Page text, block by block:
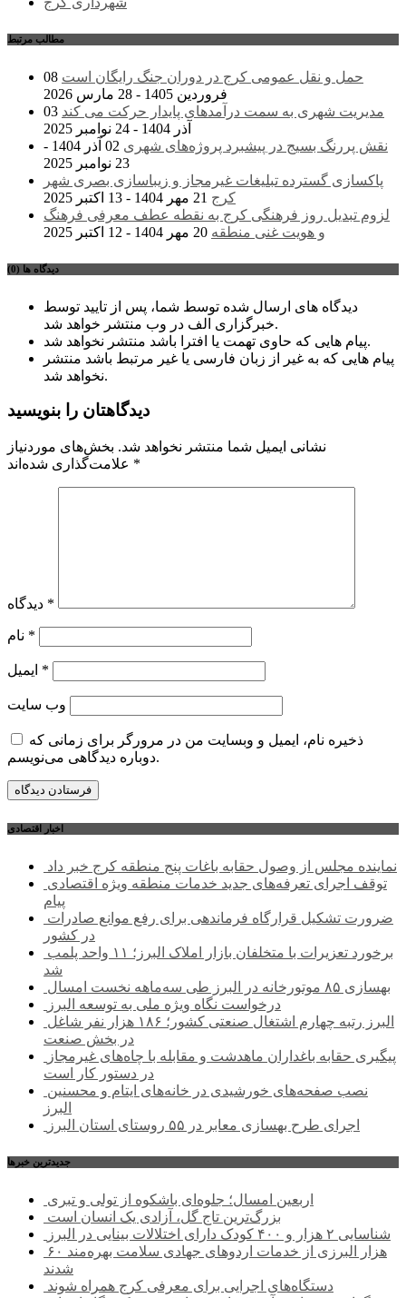
مطالب مرتبط
حمل و نقل عمومی کرج در دوران جنگ رایگان است 08
فروردین 1405 - 28 مارس 2026
مدیریت شهری به سمت درآمدهای پایدار حرکت می کند 03
آذر 1404 - 24 نوامبر 2025
نقش پررنگ بسیج در پیشبرد پروژه‌های شهری
02 آذر 1404 -
23 نوامبر 2025
پاکسازی گسترده تبلیغات غیرمجاز و زیباسازی بصری شهر
کرج 21 مهر 1404 - 13 اکتبر 2025
لزوم تبدیل روز فرهنگی کرج به نقطه عطف معرفی فرهنگ
و هویت غنی منطقه 20 مهر 1404 - 12 اکتبر 2025
دیدگاه ها (0)
دیدگاه های ارسال شده توسط شما، پس از تایید توسط
خبرگزاری الف در وب منتشر خواهد شد.
پیام هایی که حاوی تهمت یا افترا باشد منتشر نخواهد شد.
پیام هایی که به غیر از زبان فارسی یا غیر مرتبط باشد منتشر
نخواهد شد.
دیدگاهتان را بنویسید
نشانی ایمیل شما منتشر نخواهد شد. بخش‌های موردنیاز
*
*
*
*
وب‌ سایت
ذخیره نام، ایمیل و وبسایت من در مرورگر برای زمانی که
دوباره دیدگاهی می‌نویسم.
اخبار اقتصادی
نماینده مجلس از وصول حقابه باغات پنج منطقه کرج خبر داد
پیام
در کشور
شد
بهسازی ۸۵ موتورخانه در البرز طی سه‌ماهه نخست امسال
درخواست نگاه ویژه ملی به توسعه البرز
در بخش صنعت
در دستور کار است
البرز
اجرای طرح بهسازی معابر در ۵۵ روستای استان البرز
جديدترين خبرها
اربعین امسال؛ جلوه‌ای باشکوه از تولی و تبری
بزرگ‌ترین تاج گل، آزادی یک انسان است
شناسایی ۲ هزار و ۴۰۰ کودک دارای اختلالات بینایی در البرز
۶۰ هزار البرزی از خدمات اردوهای جهادی سلامت بهره‌مند
شدند
دستگاه‌های اجرایی برای معرفی کرج همراه شوند